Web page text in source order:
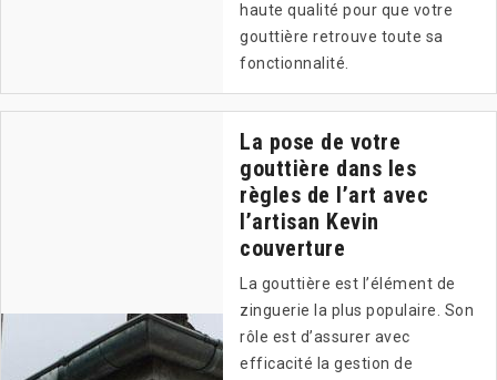
haute qualité pour que votre
gouttière retrouve toute sa
fonctionnalité.
La pose de votre
gouttière dans les
règles de l’art avec
l’artisan Kevin
couverture
La gouttière est l’élément de
zinguerie la plus populaire. Son
rôle est d’assurer avec
efficacité la gestion de